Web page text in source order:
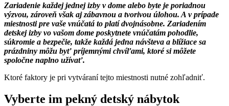
Zariadenie každej jednej izby v dome alebo byte je poriadnou
výzvou, zároveň však aj zábavnou a tvorivou úlohou. A v prípade
miestnosti pre vaše vnúčatá to platí dvojnásobne. Zariadením
detskej izby vo vašom dome poskytnete vnúčatám pohodlie,
súkromie a bezpečie, takže každá jedna návšteva a blížiace sa
prázdniny môžu byť príjemnými chvíľami, ktoré si môžete
spoločne naplno užívať.
Ktoré faktory je pri vytváraní tejto miestnosti nutné zohľadniť.
Vyberte im pekný detský nábytok